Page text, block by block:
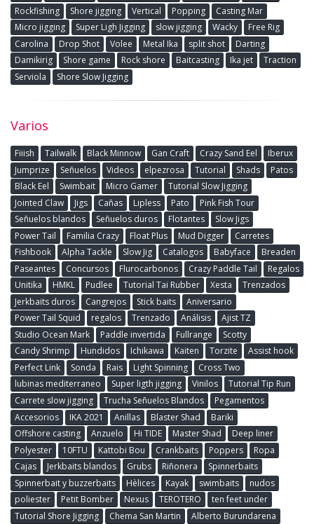
Rockfishing
Shore jigging Vertical Popping
Casting Mar
Micro jigging
Super Ligh Jigging slow jigging Wacky
Free Rig
Carolina
Drop Shot Volee Metal Ika split shot
Darting
Damikirig
Shore game Rock shore Baitcasting Ika jet
Traction
Serviola
Shore Slow Jigging
Varios
Fiiish Tailwalk Black Minnow Gan Craft Crazy Sand Eel
Iberux
Jumprize
Señuelos Videos elpezrosa Tutorial Shads
Patos
Black Eel
Swimbait Micro Gamer
Tutorial Slow Jigging
Jointed Claw
Jigs Cañas Lipless Pato
Pink Fish Tour
Señuelos blandos
Señuelos duros Flotantes
Slow Jigs
Power Tail
Familia Crazy Float Plus Mud Digger
Carretes
Fishbook
Alpha Tackle Slow Jig Catalogos Babyface
Breaden
Paseantes
Concursos Flurocarbonos Crazy Paddle Tail
Regalos
Unitika
HMKL Pudlee Tutorial Tai Rubber Xesta
Trenzados
Jerkbaits duros
Cangrejos Stick baits
Aniversario
Power Tail Squid
regalos Trenzado Análisis
Ajist TZ
Studio Ocean Mark
Paddle invertida Fullrange
Scotty
Candy Shrimp
Hundidos Ichikawa Kaiten Torzite
Assist hook
Perfect Link
Sonda Rais Light Spinning
Cross Two
lubinas mediterraneo
Super ligth jigging Vinilos
Tutorial Tip Run
Carrete slow jigging
Trucha Señuelos Blandos
Pegamentos
Accesorios
IKA 2021 Anillas Blaster Shad
Bariki
Offshore casting
Anzuelo Hi TIDE Master Shad
Deep liner
Polyester
10FTU Kattobi Bou Crankbaits Poppers
Ropa
Cajas
Jerkbaits blandos Grubs Riñonera
Spinnerbaits
Spinnerbait y buzzerbaits
Hèlices Kayak swimbaits
nudos
poliester
Petit Bomber Nexus TEROTERO
ten feet under
Tutorial Shore Jigging
Chema San Martin
Alberto Burundarena